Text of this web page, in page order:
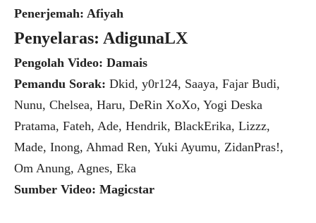
Penerjemah: Afiyah
Penyelaras: AdigunaLX
Pengolah Video: Damais
Pemandu Sorak: Dkid, y0r124, Saaya, Fajar Budi,
Nunu, Chelsea, Haru, DeRin XoXo, Yogi Deska
Pratama, Fateh, Ade, Hendrik, BlackErika, Lizzz,
Made, Inong, Ahmad Ren, Yuki Ayumu, ZidanPras!,
Om Anung, Agnes, Eka
Sumber Video: Magicstar